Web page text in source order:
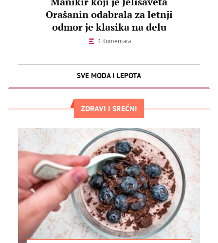
Orašanin odabrala za letnji
odmor je klasika na delu
3 Komentara
SVE MODA I LEPOTA
ZDRAVI I SREĆNI